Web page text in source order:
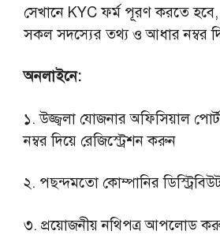
সেখানে KYC ফর্ম পূরণ করতে হবে,
সকল সদস্যের তথ্য ও আধার নম্বর
অনলাইনে:
১. উজ্জ্বলা যোজনার অফিসিয়াল
নম্বর দিয়ে রেজিস্ট্রেশন করুন
২. পছন্দমতো কোম্পানির
৩. প্রয়োজনীয় নথিপত্র আপলোড